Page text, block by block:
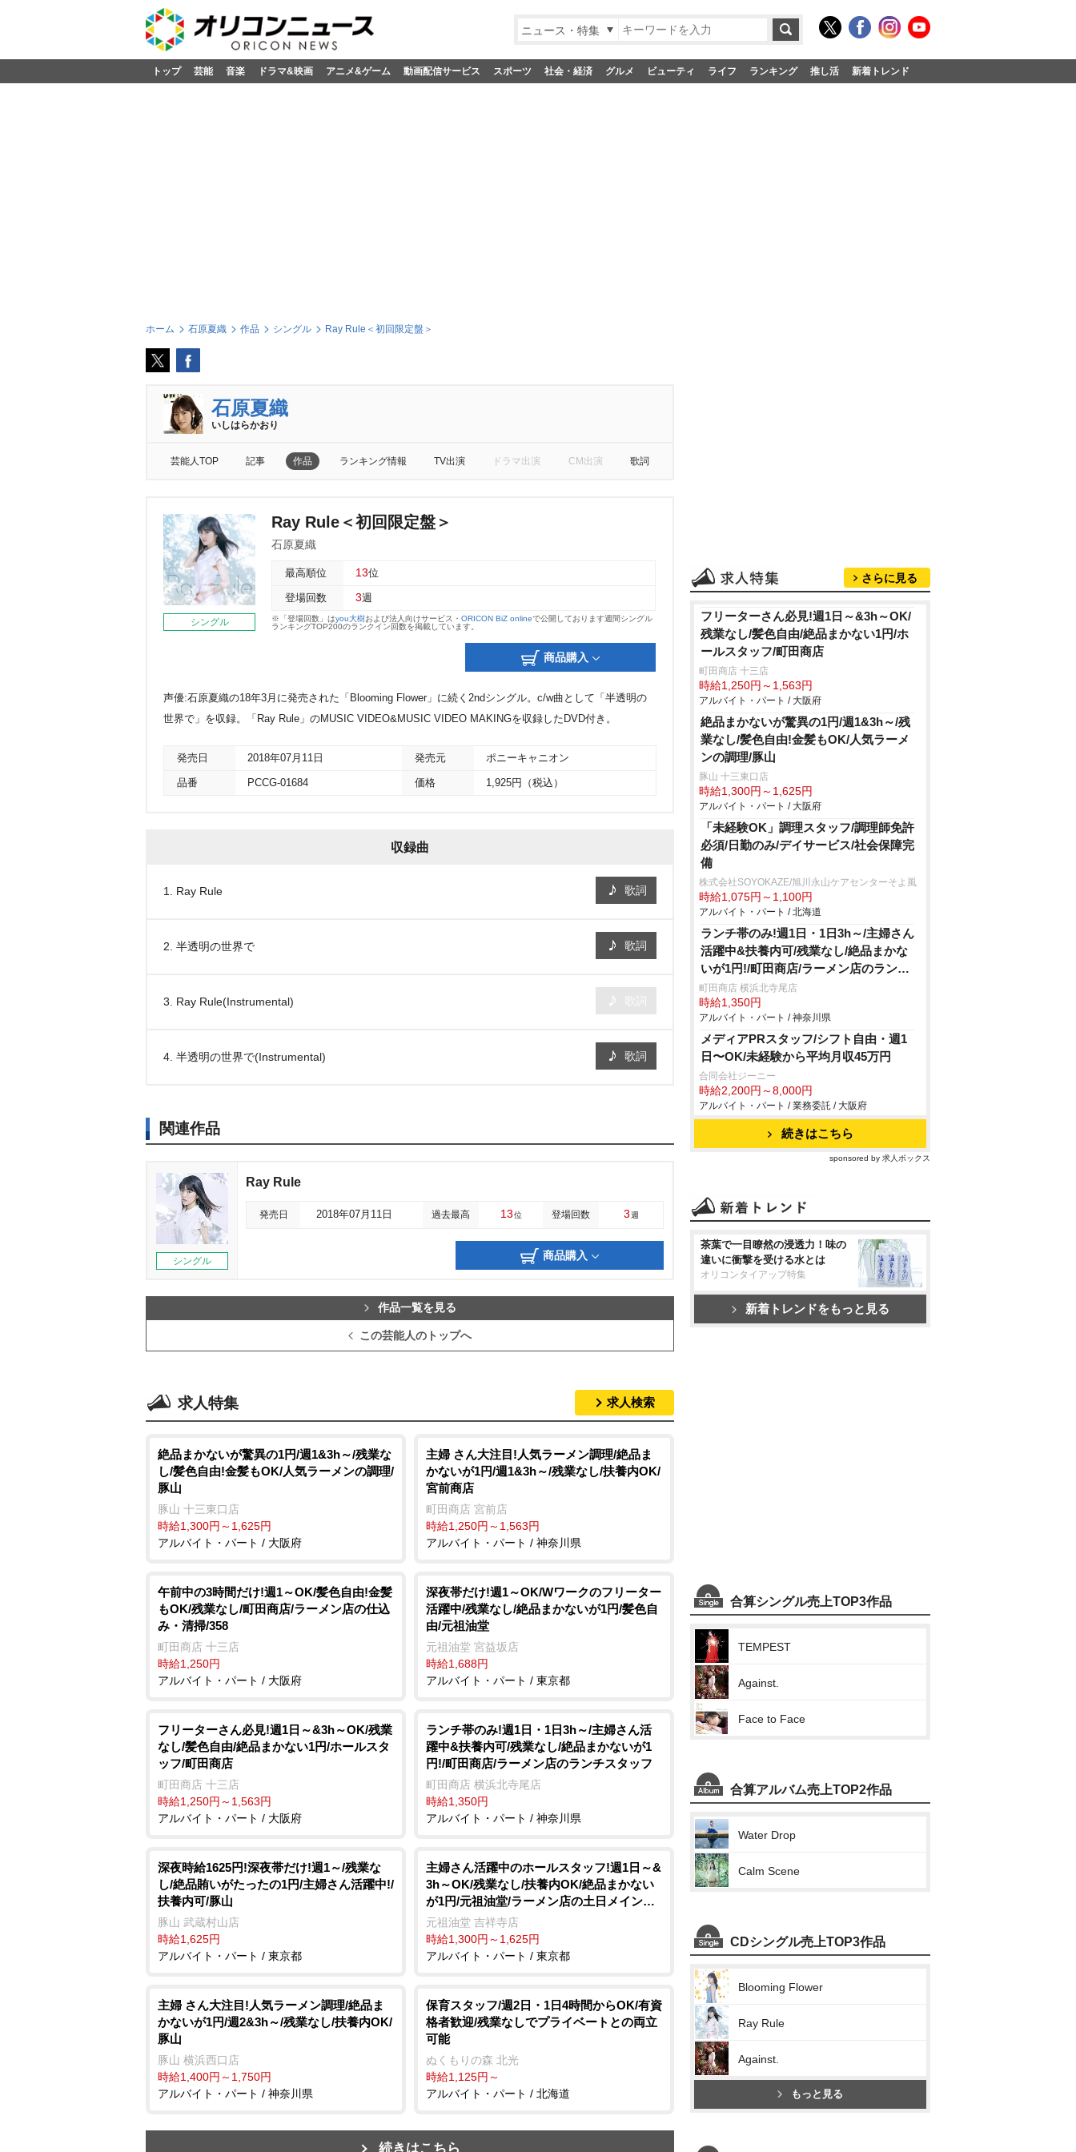
ニュース・特集
トップ 芸能 音楽 ドラマ&映画 アニメ&ゲーム 動画配信サービス スポーツ 社会・経済 グルメ ビューティ ライフ ランキング 推し活 新着トレンド
ホーム 石原夏織 作品 シングル Ray Rule＜初回限定盤＞
石原夏織
いしはらかおり
芸能人TOP 記事 作品 ランキング情報 TV出演 ドラマ出演 CM出演 歌詞
シングル
Ray Rule＜初回限定盤＞
石原夏織
最高順位 13位
登場回数 3週
※「登場回数」はyou大樹および法人向けサービス・ ORICON BiZ onlineで公開しております週間シングル
ランキングTOP200のランクイン回数を掲載しています。
商品購入
声優:石原夏織の18年3月に発売された「Blooming Flower」に続く2ndシングル。c/w曲として「半透明の
世界で」を収録。「Ray Rule」のMUSIC VIDEO&MUSIC VIDEO MAKINGを収録したDVD付き。
発売日 2018年07月11日 発売元 ポニーキャニオン
品番 PCCG-01684 価格 1,925円（税込）
収録曲
1. Ray Rule 歌詞
2. 半透明の世界で 歌詞
3. Ray Rule(Instrumental)
4. 半透明の世界で(Instrumental) 歌詞
関連作品
シングル
Ray Rule
発売日 2018年07月11日 過去最高 13位 登場回数 3週
商品購入
作品一覧を見る
この芸能人のトップへ
求人特集 求人検索
絶品まかないが驚異の1円/週1&3h～/残業な
し/髪色自由!金髪もOK/人気ラーメンの調理/
豚山
豚山 十三東口店
時給1,300円～1,625円
アルバイト・パート / 大阪府
主婦 さん大注目!人気ラーメン調理/絶品ま
かないが1円/週1&3h～/残業なし/扶養内OK/
宮前商店
町田商店 宮前店
時給1,250円～1,563円
アルバイト・パート / 神奈川県
午前中の3時間だけ!週1～OK/髪色自由!金髪
もOK/残業なし/町田商店/ラーメン店の仕込
み・清掃/358
町田商店 十三店
時給1,250円
アルバイト・パート / 大阪府
深夜帯だけ!週1～OK/Wワークのフリーター
活躍中/残業なし/絶品まかないが1円/髪色自
由/元祖油堂
元祖油堂 宮益坂店
時給1,688円
アルバイト・パート / 東京都
フリーターさん必見!週1日～&3h～OK/残業
なし/髪色自由/絶品まかない1円/ホールスタ
ッフ/町田商店
町田商店 十三店
時給1,250円～1,563円
アルバイト・パート / 大阪府
ランチ帯のみ!週1日・1日3h～/主婦さん活
躍中&扶養内可/残業なし/絶品まかないが1
円!/町田商店/ラーメン店のランチスタッフ
町田商店 横浜北寺尾店
時給1,350円
アルバイト・パート / 神奈川県
深夜時給1625円!深夜帯だけ!週1～/残業な
し/絶品賄いがたったの1円/主婦さん活躍中!/
扶養内可/豚山
豚山 武蔵村山店
時給1,625円
アルバイト・パート / 東京都
主婦さん活躍中のホールスタッフ!週1日～&
3h～OK/残業なし/扶養内OK/絶品まかない
が1円/元祖油堂/ラーメン店の土日メインホ
ール
元祖油堂 吉祥寺店
時給1,300円～1,625円
アルバイト・パート / 東京都
主婦 さん大注目!人気ラーメン調理/絶品ま
かないが1円/週2&3h～/残業なし/扶養内OK/
豚山
豚山 横浜西口店
時給1,400円～1,750円
アルバイト・パート / 神奈川県
保育スタッフ/週2日・1日4時間からOK/有資
格者歓迎/残業なしでプライベートとの両立
可能
ぬくもりの森 北光
時給1,125円～
アルバイト・パート / 北海道
続きはこちら
さらに見る
フリーターさん必見!週1日～&3h～OK/
残業なし/髪色自由/絶品まかない1円/ホ
ールスタッフ/町田商店
町田商店 十三店
時給1,250円～1,563円
アルバイト・パート / 大阪府
絶品まかないが驚異の1円/週1&3h～/残
業なし/髪色自由!金髪もOK/人気ラーメ
ンの調理/豚山
豚山 十三東口店
時給1,300円～1,625円
アルバイト・パート / 大阪府
「未経験OK」調理スタッフ/調理師免許
必須/日勤のみ/デイサービス/社会保障完
備
株式会社SOYOKAZE/旭川永山ケアセンターそよ風
時給1,075円～1,100円
アルバイト・パート / 北海道
ランチ帯のみ!週1日・1日3h～/主婦さん
活躍中&扶養内可/残業なし/絶品まかな
いが1円!/町田商店/ラーメン店のランチ
スタッフ
町田商店 横浜北寺尾店
時給1,350円
アルバイト・パート / 神奈川県
メディアPRスタッフ/シフト自由・週1
日〜OK/未経験から平均月収45万円
合同会社ジーニー
時給2,200円～8,000円
アルバイト・パート / 業務委託 / 大阪府
続きはこちら
sponsored by 求人ボックス
茶葉で一目瞭然の浸透力！味の
違いに衝撃を受ける水とは
オリコンタイアップ特集
新着トレンドをもっと見る
合算シングル売上TOP3作品
TEMPEST
Against.
Face to Face
合算アルバム売上TOP2作品
Water Drop
Calm Scene
CDシングル売上TOP3作品
Blooming Flower
Ray Rule
Against.
もっと見る